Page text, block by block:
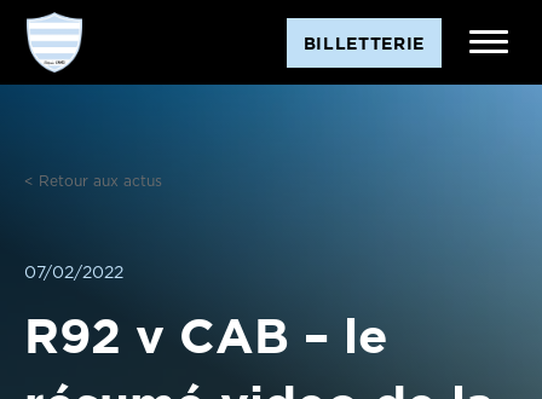
Aller
contenu
BILLETTERIE
< Retour aux actus
07/02/2022
R92 v CAB – le